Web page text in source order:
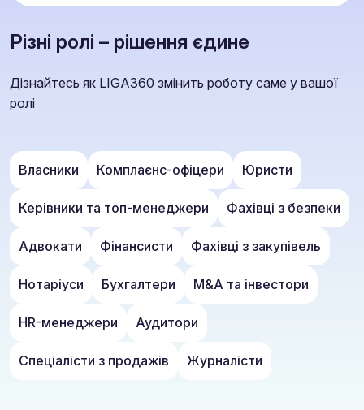
Різні ролі – рішення єдине
Дізнайтесь як LIGA360 змінить роботу саме у вашої
ролі
Власники Комплаєнс-офіцери Юристи
Керівники та топ-менеджери Фахівці з безпеки
Адвокати Фінансисти Фахівці з закупівель
Нотаріуси Бухгалтери M&A та інвестори
HR-менеджери Аудитори
Спеціалісти з продажів Журналісти